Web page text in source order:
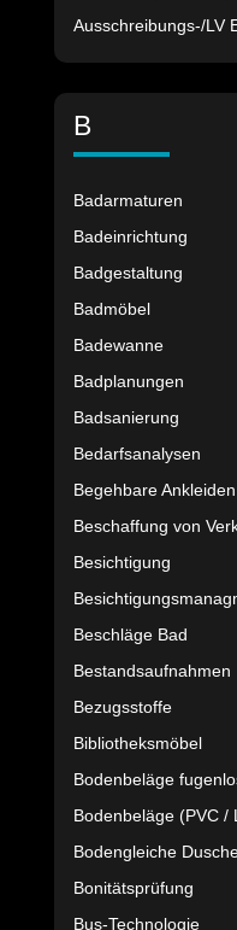
Ausschreibungs-/LV
B
Badarmaturen
Badeinrichtung
Badgestaltung
Badmöbel
Badewanne
Badplanungen
Badsanierung
Bedarfsanalysen
Begehbare Ankleiden
Beschaffung von
Besichtigung
Beschläge Bad
Bestandsaufnahmen
Bezugsstoffe
Bibliotheksmöbel
Bodenbeläge
Bodenbeläge (PVC /
Bodengleiche
Bonitätsprüfung
Bus-Technologie